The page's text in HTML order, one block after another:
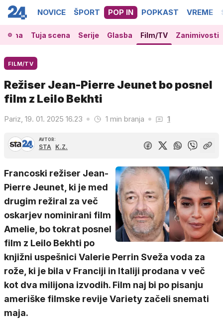
NOVICE ŠPORT POP IN POPKAST VREME
Tuja scena Serije Glasba Film/TV Zanimivosti
FILM/TV
Režiser Jean-Pierre Jeunet bo posnel
film z Leilo Bekhti
Pariz, 19. 01. 2025 16.23 1 min branja 1
AVTOR:
STA K.Z.
Francoski režiser Jean-
Pierre Jeunet, ki je med
drugim režiral za več
oskarjev nominirani film
Amelie, bo tokrat posnel
film z Leilo Bekhti po
knjižni uspešnici Valerie Perrin Sveža voda za
rože, ki je bila v Franciji in Italiji prodana v več
kot dva milijona izvodih. Film naj bi po pisanju
ameriške filmske revije Variety začeli snemati
maja.